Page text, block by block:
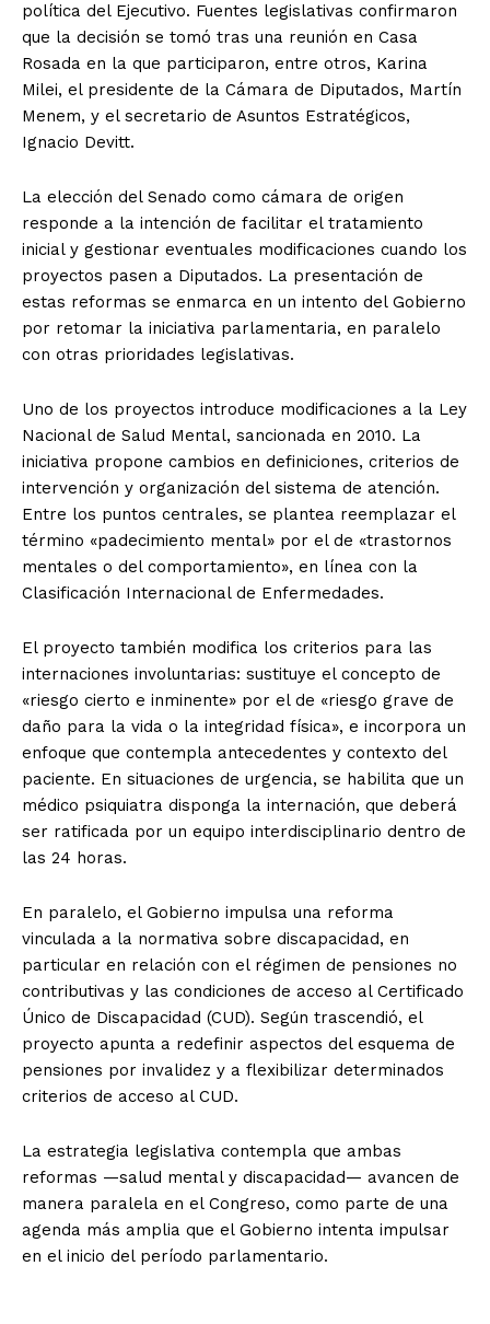
política del Ejecutivo. Fuentes legislativas confirmaron
que la decisión se tomó tras una reunión en Casa
Rosada en la que participaron, entre otros, Karina
Milei, el presidente de la Cámara de Diputados, Martín
Menem, y el secretario de Asuntos Estratégicos,
Ignacio Devitt.
La elección del Senado como cámara de origen
responde a la intención de facilitar el tratamiento
inicial y gestionar eventuales modificaciones cuando los
proyectos pasen a Diputados. La presentación de
estas reformas se enmarca en un intento del Gobierno
por retomar la iniciativa parlamentaria, en paralelo
con otras prioridades legislativas.
Uno de los proyectos introduce modificaciones a la Ley
Nacional de Salud Mental, sancionada en 2010. La
iniciativa propone cambios en definiciones, criterios de
intervención y organización del sistema de atención.
Entre los puntos centrales, se plantea reemplazar el
término «padecimiento mental» por el de «trastornos
mentales o del comportamiento», en línea con la
Clasificación Internacional de Enfermedades.
El proyecto también modifica los criterios para las
internaciones involuntarias: sustituye el concepto de
«riesgo cierto e inminente» por el de «riesgo grave de
daño para la vida o la integridad física», e incorpora un
enfoque que contempla antecedentes y contexto del
paciente. En situaciones de urgencia, se habilita que un
médico psiquiatra disponga la internación, que deberá
ser ratificada por un equipo interdisciplinario dentro de
las 24 horas.
En paralelo, el Gobierno impulsa una reforma
vinculada a la normativa sobre discapacidad, en
particular en relación con el régimen de pensiones no
contributivas y las condiciones de acceso al Certificado
Único de Discapacidad (CUD). Según trascendió, el
proyecto apunta a redefinir aspectos del esquema de
pensiones por invalidez y a flexibilizar determinados
criterios de acceso al CUD.
La estrategia legislativa contempla que ambas
reformas —salud mental y discapacidad— avancen de
manera paralela en el Congreso, como parte de una
agenda más amplia que el Gobierno intenta impulsar
en el inicio del período parlamentario.